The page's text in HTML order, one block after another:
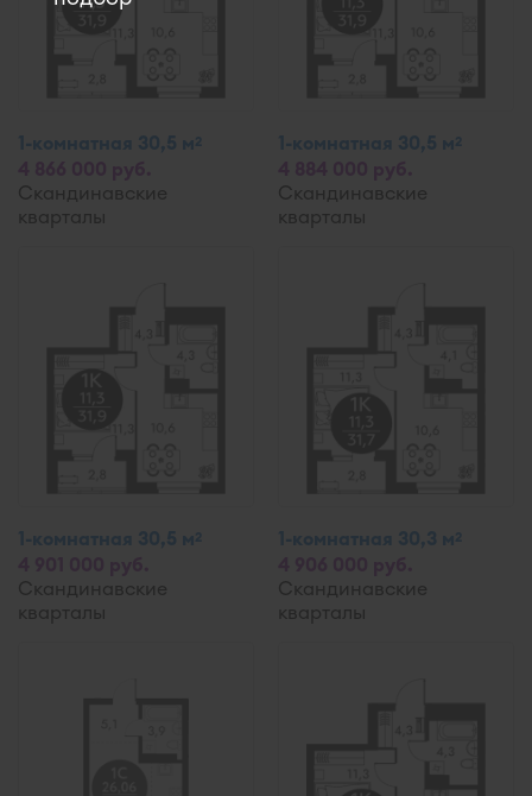
1-комнатная 30,5 м2
Скандинавские
кварталы
1-комнатная 30,5 м2
Скандинавские
кварталы
1-комнатная 30,5 м2
Скандинавские
кварталы
1-комнатная 30,3 м2
Скандинавские
кварталы